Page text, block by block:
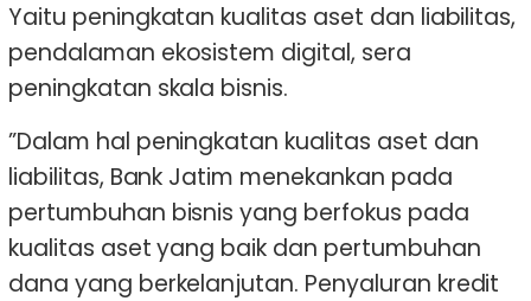
Yaitu peningkatan kualitas aset dan liabilitas,
pendalaman ekosistem digital, sera
peningkatan skala bisnis.
”Dalam hal peningkatan kualitas aset dan
liabilitas, Bank Jatim menekankan pada
pertumbuhan bisnis yang berfokus pada
kualitas aset yang baik dan pertumbuhan
dana yang berkelanjutan. Penyaluran kredit